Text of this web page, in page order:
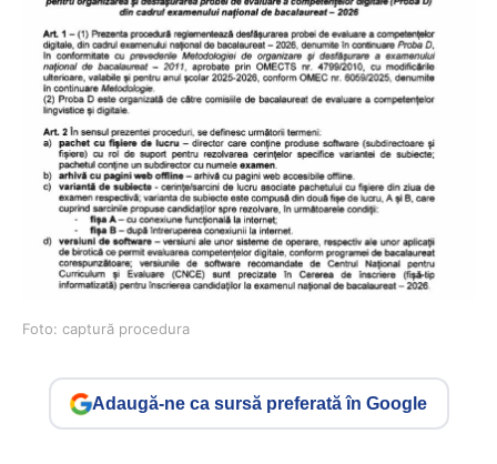
Foto: captură procedura
Adaugă-ne ca sursă preferată în Google